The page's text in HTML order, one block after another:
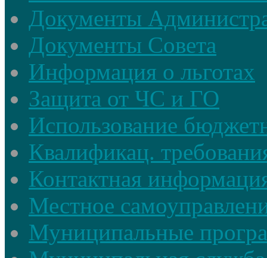
Документы
Документы Совета
Информация о льготах
Защита от ЧС и ГО
Использование
Квалификац.
Контактная
Местное
Муниципальные